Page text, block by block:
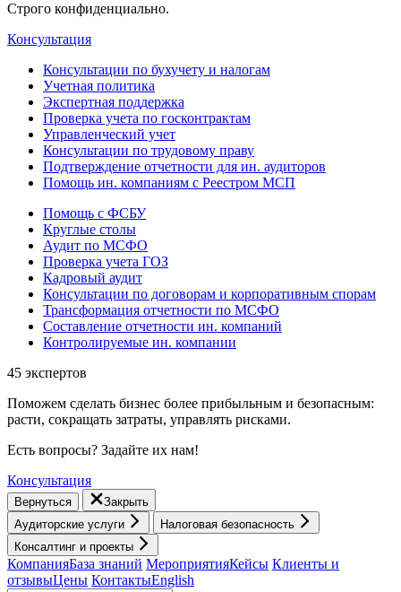
Строго конфиденциально.
Консультация
Консультации по бухучету и налогам
Учетная политика
Экспертная поддержка
Проверка учета по госконтрактам
Управленческий учет
Консультации по трудовому праву
Подтверждение отчетности для ин. аудиторов
Помощь ин. компаниям с Реестром МСП
Помощь с ФСБУ
Круглые столы
Аудит по МСФО
Проверка учета ГОЗ
Кадровый аудит
Консультации по договорам и корпоративным спорам
Трансформация отчетности по МСФО
Составление отчетности ин. компаний
Контролируемые ин. компании
45 экспертов
Поможем сделать бизнес более прибыльным и безопасным:
расти, cокращать затраты, управлять рисками.
Есть вопросы? Задайте их нам!
Консультация
Вернуться
Закрыть
Аудиторские услуги
Налоговая безопасность
Консалтинг и проекты
КомпанияБаза знаний МероприятияКейсы Клиенты и
отзывыЦены КонтактыEnglish